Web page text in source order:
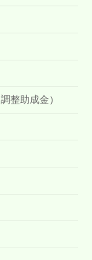
整助成金）